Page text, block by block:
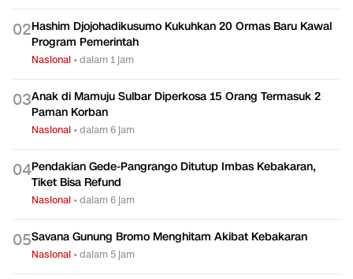
02Hashim Djojohadikusumo Kukuhkan 20 Ormas Baru Kawal
Program Pemerintah
Nasional •dalam 1 jam
03Anak di Mamuju Sulbar Diperkosa 15 Orang Termasuk 2
Paman Korban
Nasional •dalam 6 jam
04Pendakian Gede-Pangrango Ditutup Imbas Kebakaran,
Tiket Bisa Refund
Nasional •dalam 6 jam
05Savana Gunung Bromo Menghitam Akibat Kebakaran
Nasional •dalam 5 jam